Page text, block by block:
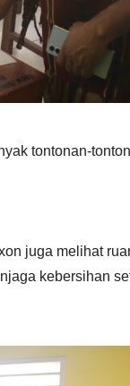
tontonan-
juga melihat
kebersihan